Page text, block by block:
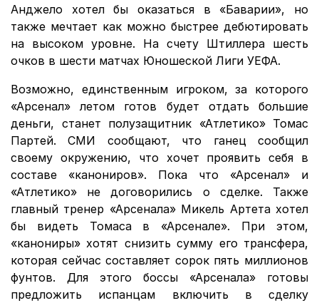
Анджело хотел бы оказаться в «Баварии», но
также мечтает как можно быстрее дебютировать
на высоком уровне. На счету Штиллера шесть
очков в шести матчах Юношеской Лиги УЕФА.
Возможно, единственным игроком, за которого
«Арсенал» летом готов будет отдать большие
деньги, станет полузащитник «Атлетико» Томас
Партей. СМИ сообщают, что ганец сообщил
своему окружению, что хочет проявить себя в
составе «канониров». Пока что «Арсенал» и
«Атлетико» не договорились о сделке. Также
главный тренер «Арсенала» Микель Артета хотел
бы видеть Томаса в «Арсенале». При этом,
«канониры» хотят снизить сумму его трансфера,
которая сейчас составляет сорок пять миллионов
фунтов. Для этого боссы «Арсенала» готовы
предложить испанцам включить в сделку